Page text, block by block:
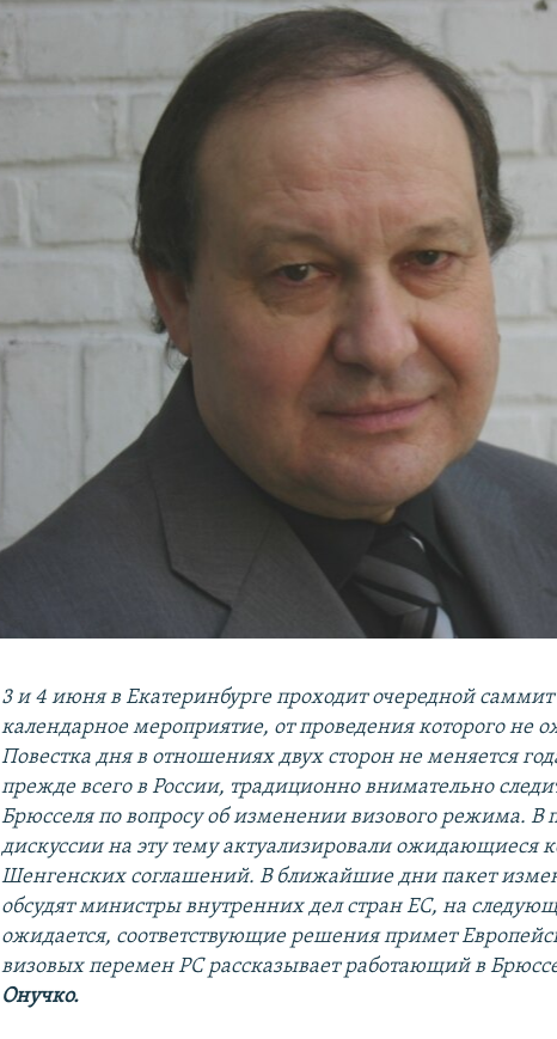
3 и 4 июня в Екатеринбурге проходит очередной саммит
календарное мероприятие, от проведения которого не
Повестка дня в отношениях двух сторон не меняется
прежде всего в России, традиционно внимательно
Брюсселя по вопросу об изменении визового режима. В
дискуссии на эту тему актуализировали ожидающиеся
Шенгенских соглашений. В ближайшие дни пакет
обсудят министры внутренних дел стран ЕС, на
ожидается, соответствующие решения примет
визовых перемен РС рассказывает работающий в
Онучко.